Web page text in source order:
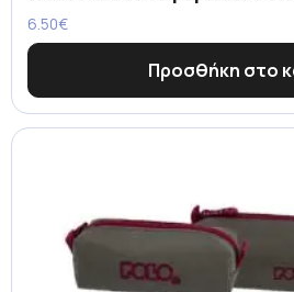
6.50€
Προσθήκη στο